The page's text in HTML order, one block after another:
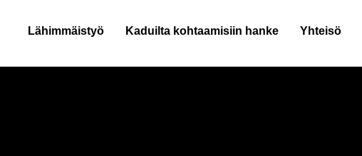
Lähimmäistyö Kaduilta kohtaamisiin hanke Yhteisö